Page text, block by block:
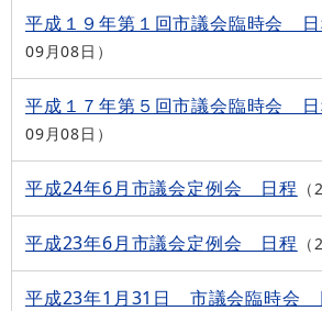
平成１９年第１回市議会臨時会 日
09月08日
平成１７年第５回市議会臨時会 日
09月08日
平成24年6月市議会定例会 日程
平成23年6月市議会定例会 日程
平成23年1月31日 市議会臨時会